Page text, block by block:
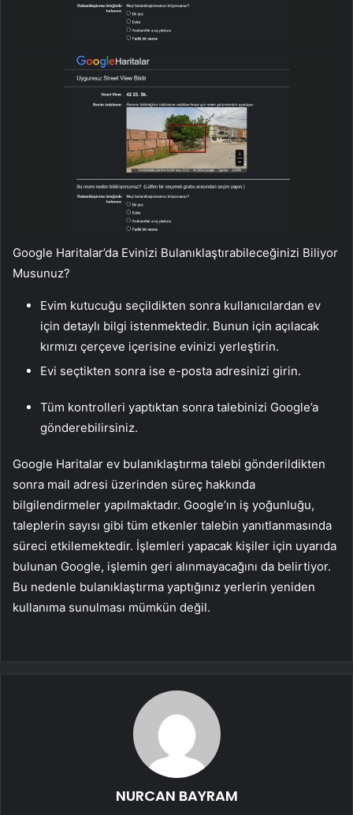
Google Haritalar’da Evinizi Bulanıklaştırabileceğinizi Biliyor
Musunuz?
Evim kutucuğu seçildikten sonra kullanıcılardan ev
için detaylı bilgi istenmektedir. Bunun için açılacak
kırmızı çerçeve içerisine evinizi yerleştirin.
Evi seçtikten sonra ise e-posta adresinizi girin.
Tüm kontrolleri yaptıktan sonra talebinizi Google’a
gönderebilirsiniz.
Google Haritalar ev bulanıklaştırma talebi gönderildikten
sonra mail adresi üzerinden süreç hakkında
bilgilendirmeler yapılmaktadır. Google’ın iş yoğunluğu,
taleplerin sayısı gibi tüm etkenler talebin yanıtlanmasında
süreci etkilemektedir. İşlemleri yapacak kişiler için uyarıda
bulunan Google, işlemin geri alınmayacağını da belirtiyor.
Bu nedenle bulanıklaştırma yaptığınız yerlerin yeniden
kullanıma sunulması mümkün değil.
NURCAN BAYRAM